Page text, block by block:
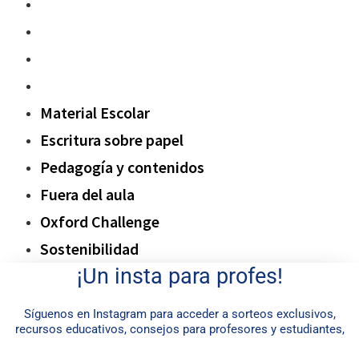
Material Escolar
Escritura sobre papel
Pedagogía y contenidos
Fuera del aula
Oxford Challenge
Sostenibilidad
¡Un insta para profes!
Síguenos en Instagram para acceder a sorteos exclusivos,
recursos educativos, consejos para profesores y estudiantes,